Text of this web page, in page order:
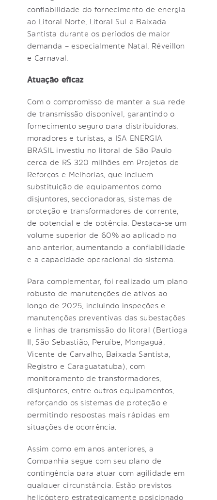
confiabilidade do fornecimento de energia
ao Litoral Norte, Litoral Sul e Baixada
Santista durante os períodos de maior
demanda – especialmente Natal, Réveillon
e Carnaval.
Atuação eficaz
Com o compromisso de manter a sua rede
de transmissão disponível, garantindo o
fornecimento seguro para distribuidoras,
moradores e turistas, a ISA ENERGIA
BRASIL investiu no litoral de São Paulo
cerca de R$ 320 milhões em Projetos de
Reforços e Melhorias, que incluem
substituição de equipamentos como
disjuntores, seccionadoras, sistemas de
proteção e transformadores de corrente,
de potencial e de potência. Destaca-se um
volume superior de 60% ao aplicado no
ano anterior, aumentando a confiabilidade
e a capacidade operacional do sistema.
Para complementar, foi realizado um plano
robusto de manutenções de ativos ao
longo de 2025, incluindo inspeções e
manutenções preventivas das subestações
e linhas de transmissão do litoral (Bertioga
II, São Sebastião, Peruíbe, Mongaguá,
Vicente de Carvalho, Baixada Santista,
Registro e Caraguatatuba), com
monitoramento de transformadores,
disjuntores, entre outros equipamentos,
reforçando os sistemas de proteção e
permitindo respostas mais rápidas em
situações de ocorrência.
Assim como em anos anteriores, a
Companhia segue com seu plano de
contingência para atuar com agilidade em
qualquer circunstância. Estão previstos
helicóptero estrategicamente posicionado